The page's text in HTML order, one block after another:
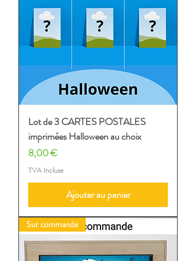
Lot de 3 CARTES POSTALES
imprimées Halloween au choix
Prix
8,00 €
TVA Incluse
Ajouter au panier
Sur commande